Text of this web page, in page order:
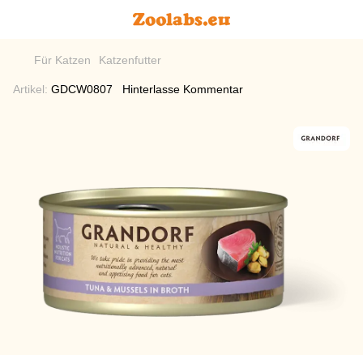
Für Katzen Katzenfutter
Artikel: GDCW0807 Hinterlasse Kommentar